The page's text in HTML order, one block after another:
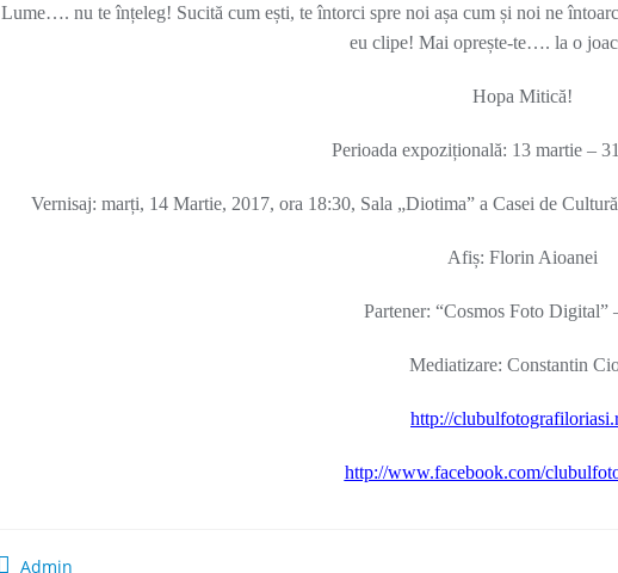
Lume…. nu te înțeleg! Sucită cum ești, te întorci spre noi așa cum și noi ne
eu clipe! Mai oprește-te…. la o
Hopa Mitică!
Perioada expozițională: 13 martie –
Vernisaj: marți, 14 Martie, 2017, ora 18:30, Sala „Diotima” a Casei de
Afiș: Florin Aioanei
Partener: “Cosmos Foto Digital”
Mediatizare: Constantin
http://
http://www.facebook.com/
Admin